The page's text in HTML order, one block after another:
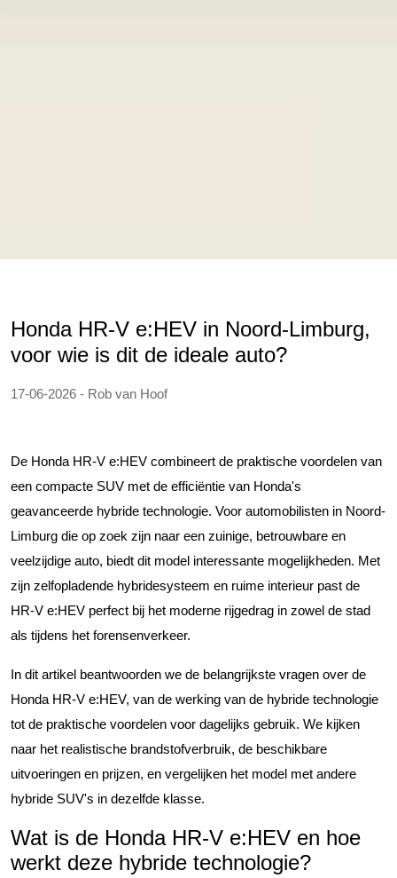
Honda HR-V e:HEV in Noord-Limburg,
voor wie is dit de ideale auto?
17-06-2026 - Rob van Hoof
De Honda HR-V e:HEV combineert de praktische voordelen van
een compacte SUV met de efficiëntie van Honda's
geavanceerde hybride technologie. Voor automobilisten in Noord-
Limburg die op zoek zijn naar een zuinige, betrouwbare en
veelzijdige auto, biedt dit model interessante mogelijkheden. Met
zijn zelfopladende hybridesysteem en ruime interieur past de
HR-V e:HEV perfect bij het moderne rijgedrag in zowel de stad
als tijdens het forensenverkeer.
In dit artikel beantwoorden we de belangrijkste vragen over de
Honda HR-V e:HEV, van de werking van de hybride technologie
tot de praktische voordelen voor dagelijks gebruik. We kijken
naar het realistische brandstofverbruik, de beschikbare
uitvoeringen en prijzen, en vergelijken het model met andere
hybride SUV's in dezelfde klasse.
Wat is de Honda HR-V e:HEV en hoe
werkt deze hybride technologie?